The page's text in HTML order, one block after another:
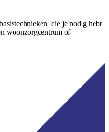
die je nodig hebt
woonzorgcentrum of